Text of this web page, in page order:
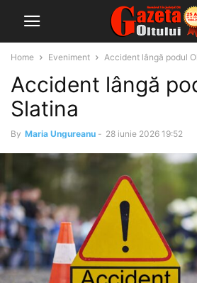
Home Eveniment Accident lângă podul
Accident lângă
Slatina
By Maria Ungureanu - 28 iunie 2026 19:52